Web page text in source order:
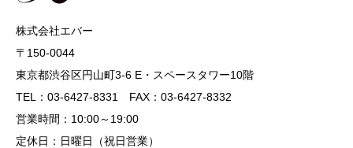
株式会社エバー
〒150-0044
東京都渋谷区円山町3-6 E・スペースタワー10階
TEL：03-6427-8331 FAX：03-6427-8332
営業時間：10:00～19:00
定休日：日曜日（祝日営業）